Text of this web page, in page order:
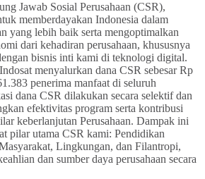
Jawab Sosial Perusahaan (CSR),
memberdayakan Indonesia dalam
yang lebih baik serta mengoptimalkan
dari kehadiran perusahaan, khususnya
bisnis inti kami di teknologi digital.
menyalurkan dana CSR sebesar Rp
penerima manfaat di seluruh
dana CSR dilakukan secara selektif dan
efektivitas program serta kontribusi
keberlanjutan Perusahaan. Dampak ini
pilar utama CSR kami: Pendidikan
Lingkungan, dan Filantropi,
dan sumber daya perusahaan secara